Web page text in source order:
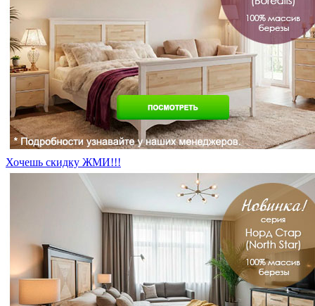
Хочешь скидку ЖМИ!!!